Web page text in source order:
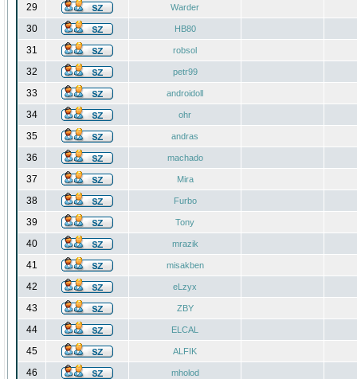
29 Warder
30 HB80
31 robsol
32 petr99
33 androidoll
34 ohr
35 andras
36 machado
37 Mira
38 Furbo
39 Tony
40 mrazik
41 misakben
42 eLzyx
43 ZBY
44 ELCAL
45 ALFIK
46 mholod